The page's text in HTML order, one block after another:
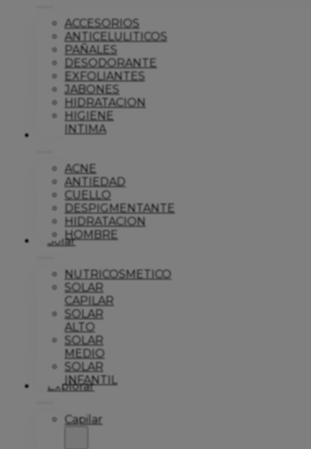
ACCESORIOS
ANTICELULITICOS
PAÑALES
DESODORANTE
EXFOLIANTES
JABONES
HIDRATACION
HIGIENE
INTIMA
Dermo
ACNE
ANTIEDAD
CUELLO
DESPIGMENTANTE
HIDRATACION
HOMBRE
Solar
NUTRICOSMETICO
SOLAR
CAPILAR
SOLAR
ALTO
SOLAR
MEDIO
SOLAR
INFANTIL
Explorar
Capilar